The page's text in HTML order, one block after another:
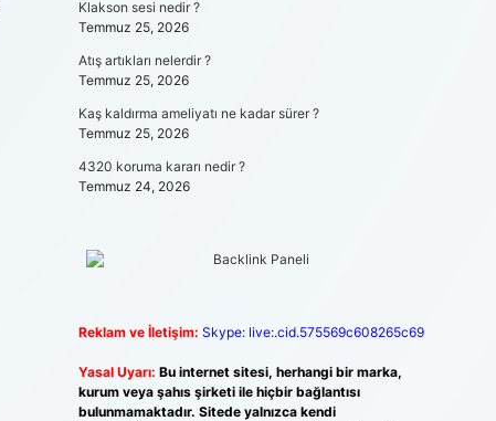
Klakson sesi nedir ?
Temmuz 25, 2026
Atış artıkları nelerdir ?
Temmuz 25, 2026
Kaş kaldırma ameliyatı ne kadar sürer ?
Temmuz 25, 2026
4320 koruma kararı nedir ?
Temmuz 24, 2026
Reklam ve İletişim: Skype: live:.cid.575569c608265c69
Yasal Uyarı: Bu internet sitesi, herhangi bir marka,
kurum veya şahıs şirketi ile hiçbir bağlantısı
bulunmamaktadır. Sitede yalnızca kendi